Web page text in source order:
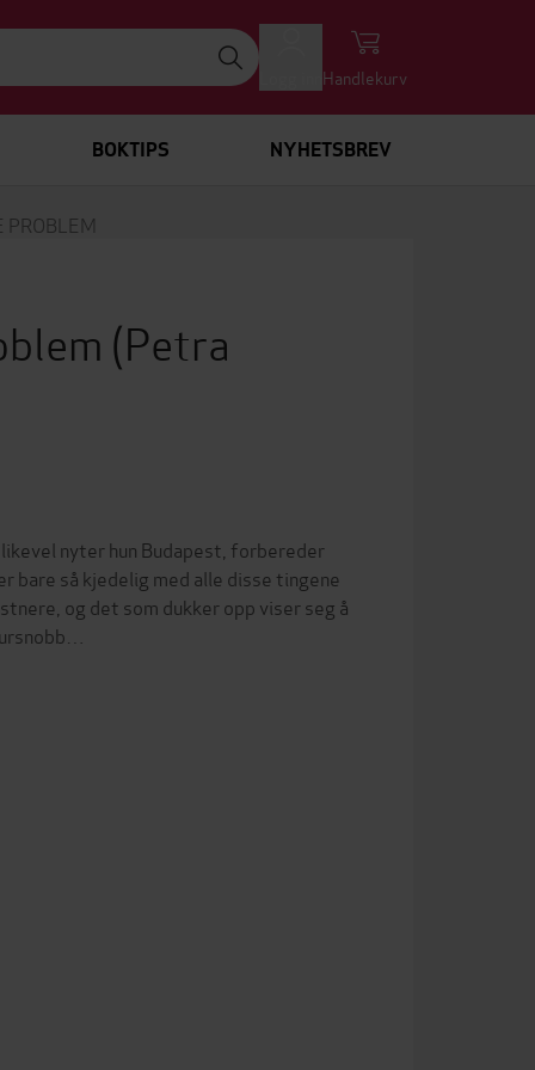
Handlekurv
BOKTIPS NYHETSBREV
PROBLEM
(Petra
nyter hun Budapest, forbereder
så kjedelig med alle disse tingene
og det som dukker opp viser seg å